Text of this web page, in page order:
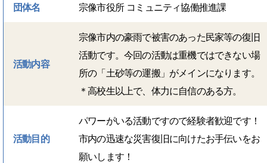
団体名 宗像市役所 コミュニティ協働推進課
活動内容
宗像市内の豪雨で被害のあった民家等の復旧
活動です。今回の活動は重機ではできない場
所の「土砂等の運搬」がメインになります。
＊高校生以上で、体力に自信のある方。
活動目的
パワーがいる活動ですので経験者歓迎です！
市内の迅速な災害復旧に向けたお手伝いをお
願いします！